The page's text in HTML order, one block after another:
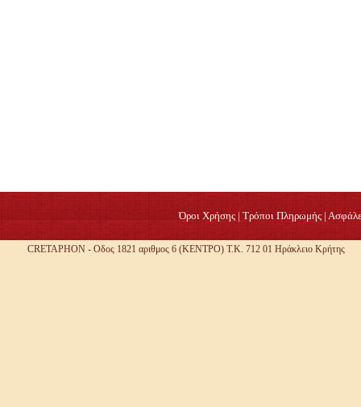
Όροι Χρήσης | Τρόποι Πληρωμής |
CRETAPHON - Οδος 1821 αριθμος 6 (ΚΕΝΤΡΟ) Τ.Κ. 712 01 Ηράκλειο Κρήτης